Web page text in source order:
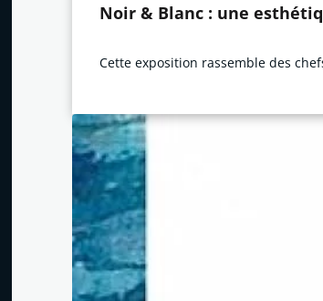
Noir & Blanc : une
Cette exposition rassemble des